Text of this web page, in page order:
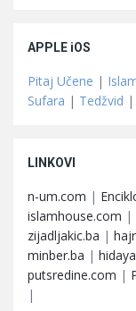
APPLE iOS
Pitaj Učene |
Sufara | Tedžvid |
LINKOVI
n-um.com |
islamhouse.com |
zijadljakic.ba |
minber.ba |
putsredine.com |
|